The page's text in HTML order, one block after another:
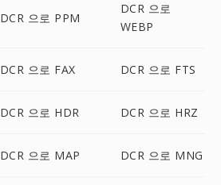
DCR 으로 PPM
DCR 으로
WEBP
DCR 으로 FAX DCR 으로 FTS
DCR 으로 HDR DCR 으로 HRZ
DCR 으로 MAP DCR 으로 MNG